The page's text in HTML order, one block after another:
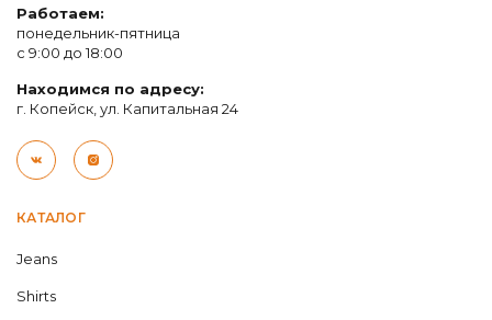
КАТАЛОГ
Jeans
Shirts
Работаем:
понедельник-пятница
с 9:00 до 18:00
Находимся по адресу:
г. Копейск, ул. Капитальная 24